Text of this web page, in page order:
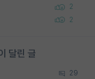
2
2
달린 글
29